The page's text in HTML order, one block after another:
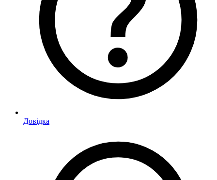
Довідка